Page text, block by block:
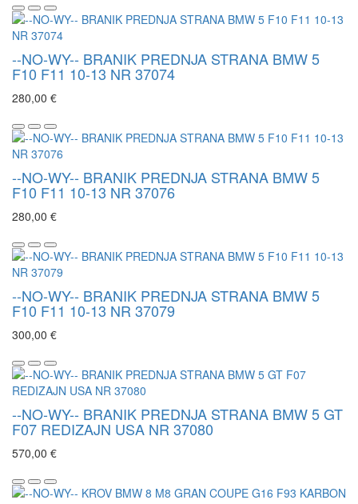
--NO-WY-- BRANIK PREDNJA STRANA BMW 5
F10 F11 10-13 NR 37074
280,00 €
--NO-WY-- BRANIK PREDNJA STRANA BMW 5
F10 F11 10-13 NR 37076
280,00 €
--NO-WY-- BRANIK PREDNJA STRANA BMW 5
F10 F11 10-13 NR 37079
300,00 €
--NO-WY-- BRANIK PREDNJA STRANA BMW 5 GT
F07 REDIZAJN USA NR 37080
570,00 €